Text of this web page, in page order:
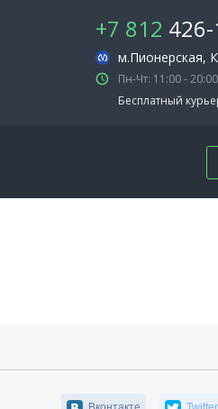
+7 812
м.Пионерская,
Пн-Чт: 11:00 -
Бесплатный
Вконтакте Twitter